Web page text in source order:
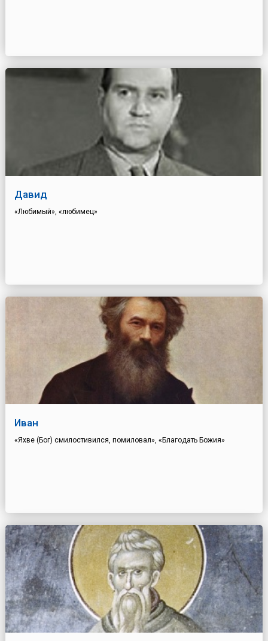
Давид
«Любимый», «любимец»
Иван
«Яхве (Бог) смилостивился, помиловал», «Благодать Божия»